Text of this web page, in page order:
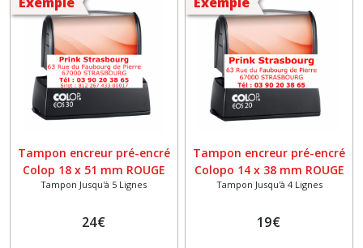
Tampon encreur pré-encré
Colop 18 x 51 mm ROUGE
Tampon Jusqu'à 5 Lignes
24€
Tampon encreur pré-encré
Colopo 14 x 38 mm ROUGE
Tampon Jusqu'à 4 Lignes
19€